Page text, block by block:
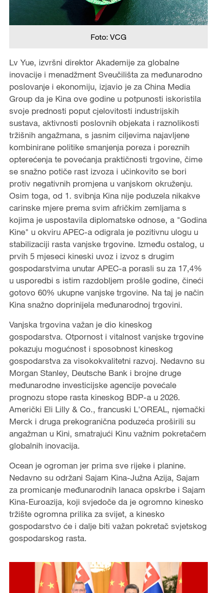
Foto: VCG
Lv Yue, izvršni direktor Akademije za globalne
inovacije i menadžment Sveučilišta za međunarodno
poslovanje i ekonomiju, izjavio je za China Media
Group da je Kina ove godine u potpunosti iskoristila
svoje prednosti poput cjelovitosti industrijskih
sustava, aktivnosti poslovnih objekata i raznolikosti
tržišnih angažmana, s jasnim ciljevima najavljene
kombinirane politike smanjenja poreza i poreznih
opterećenja te povećanja praktičnosti trgovine, čime
se snažno potiče rast izvoza i učinkovito se bori
protiv negativnih promjena u vanjskom okruženju.
Osim toga, od 1. svibnja Kina nije poduzela nikakve
carinske mjere prema svim afričkim zemljama s
kojima je uspostavila diplomatske odnose, a "Godina
Kine" u okviru APEC-a odigrala je pozitivnu ulogu u
stabilizaciji rasta vanjske trgovine. Između ostalog, u
prvih 5 mjeseci kineski uvoz i izvoz s drugim
gospodarstvima unutar APEC-a porasli su za 17,4%
u usporedbi s istim razdobljem prošle godine, čineći
gotovo 60% ukupne vanjske trgovine. Na taj je način
Kina snažno doprinijela međunarodnoj trgovini.
Vanjska trgovina važan je dio kineskog
gospodarstva. Otpornost i vitalnost vanjske trgovine
pokazuju mogućnost i sposobnost kineskog
gospodarstva za visokokvalitetni razvoj. Nedavno su
Morgan Stanley, Deutsche Bank i brojne druge
međunarodne investicijske agencije povećale
prognozu stope rasta kineskog BDP-a u 2026.
Američki Eli Lilly & Co., francuski L'OREAL, njemački
Merck i druga prekogranična poduzeća proširili su
angažman u Kini, smatrajući Kinu važnim pokretačem
globalnih inovacija.
Ocean je ogroman jer prima sve rijeke i planine.
Nedavno su održani Sajam Kina-Južna Azija, Sajam
za promicanje međunarodnih lanaca opskrbe i Sajam
Kina-Euroazija, koji svjedoče da je ogromno kinesko
tržište ogromna prilika za svijet, a kinesko
gospodarstvo će i dalje biti važan pokretač svjetskog
gospodarskog rasta.